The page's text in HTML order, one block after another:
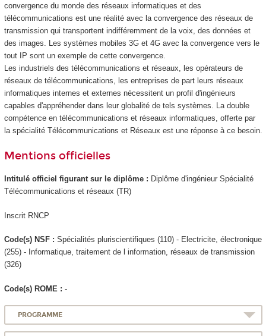
convergence du monde des réseaux informatiques et des
télécommunications est une réalité avec la convergence des réseaux de
transmission qui transportent indifféremment de la voix, des données et
des images. Les systèmes mobiles 3G et 4G avec la convergence vers le
tout IP sont un exemple de cette convergence.
Les industriels des télécommunications et réseaux, les opérateurs de
réseaux de télécommunications, les entreprises de part leurs réseaux
informatiques internes et externes nécessitent un profil d'ingénieurs
capables d'appréhender dans leur globalité de tels systèmes. La double
compétence en télécommunications et réseaux informatiques, offerte par
la spécialité Télécommunications et Réseaux est une réponse à ce besoin.
Mentions officielles
Intitulé officiel figurant sur le diplôme : Diplôme d'ingénieur Spécialité
Télécommunications et réseaux (TR)
Inscrit RNCP
Code(s) NSF : Spécialités pluriscientifiques (110) - Electricite, électronique
(255) - Informatique, traitement de l information, réseaux de transmission
(326)
Code(s) ROME : -
PROGRAMME